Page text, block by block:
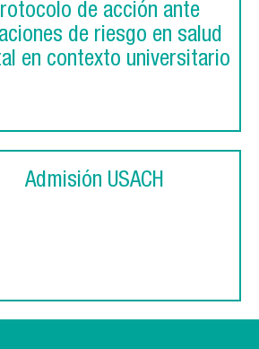
de acción ante
de riesgo en salud
en contexto universitario
Admisión USACH